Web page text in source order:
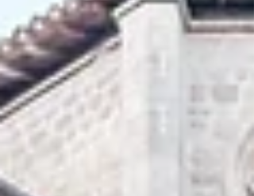
battant ? L’ensemble Dulci Jubilo, dirigé
Christopher Gibert, qui sillonne les plus
belles scènes.